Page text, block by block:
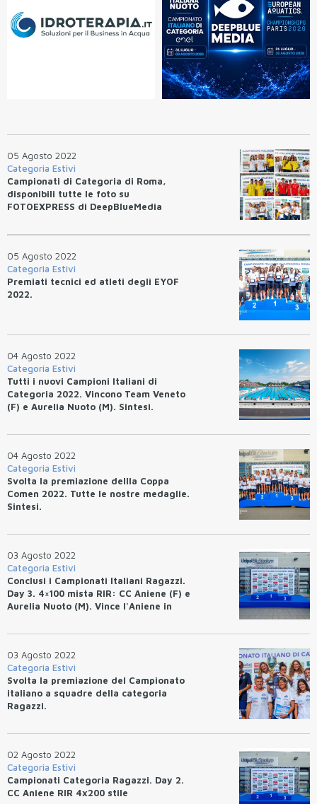
05 Agosto 2022
Categoria Estivi
Campionati di Categoria di Roma,
disponibili tutte le foto su
FOTOEXPRESS di DeepBlueMedia
05 Agosto 2022
Categoria Estivi
Premiati tecnici ed atleti degli EYOF
2022.
04 Agosto 2022
Categoria Estivi
Tutti i nuovi Campioni Italiani di
Categoria 2022. Vincono Team Veneto
(F) e Aurelia Nuoto (M). Sintesi.
04 Agosto 2022
Categoria Estivi
Svolta la premiazione dellla Coppa
Comen 2022. Tutte le nostre medaglie.
Sintesi.
03 Agosto 2022
Categoria Estivi
Conclusi i Campionati Italiani Ragazzi.
Day 3. 4×100 mista RIR: CC Aniene (F) e
Aurelia Nuoto (M). Vince l'Aniene in
03 Agosto 2022
Categoria Estivi
Svolta la premiazione del Campionato
italiano a squadre della categoria
Ragazzi.
02 Agosto 2022
Categoria Estivi
Campionati Categoria Ragazzi. Day 2.
CC Aniene RIR 4x200 stile